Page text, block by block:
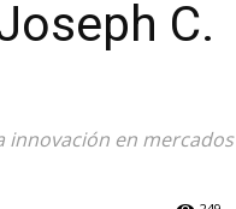
C.
innovación en mercados